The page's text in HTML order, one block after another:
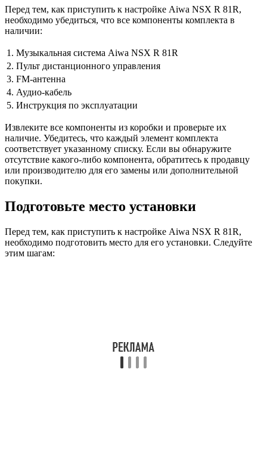
Перед тем, как приступить к настройке Aiwa NSX R 81R,
необходимо убедиться, что все компоненты комплекта в
наличии:
1. Музыкальная система Aiwa NSX R 81R
2. Пульт дистанционного управления
3. FM-антенна
4. Аудио-кабель
5. Инструкция по эксплуатации
Извлеките все компоненты из коробки и проверьте их
наличие. Убедитесь, что каждый элемент комплекта
соответствует указанному списку. Если вы обнаружите
отсутствие какого-либо компонента, обратитесь к продавцу
или производителю для его замены или дополнительной
покупки.
Подготовьте место установки
Перед тем, как приступить к настройке Aiwa NSX R 81R,
необходимо подготовить место для его установки. Следуйте
этим шагам: